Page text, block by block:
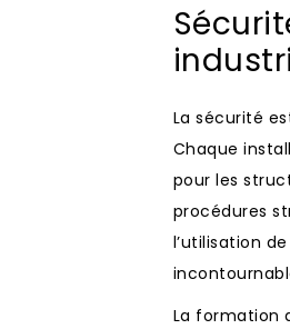
La sécurité
Chaque
pour les
procédures
l’utilisation
La formation